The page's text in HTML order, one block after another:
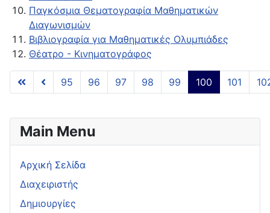
Παγκόσμια Θεματογραφία Μαθηματικών
Διαγωνισμών
Βιβλιογραφία για Μαθηματικές Ολυμπιάδες
Θέατρο - Κινηματογράφος
Page 100 of 112
95 96 97 98 99 100 101
Main Menu
Αρχική Σελίδα
Διαχειριστής
Δημιουργίες